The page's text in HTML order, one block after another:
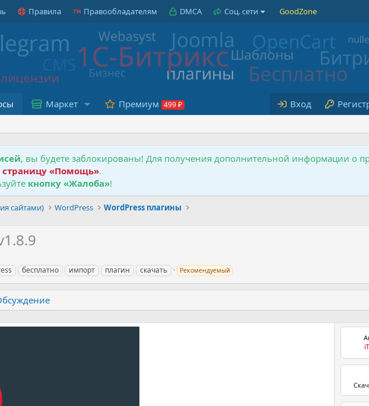
Правила Правообладателям DMCA Соц. сети GoodZone
Маркет Премиум Вход
, вы будете заблокированы! Для получения дополнительной информации о
страницу «Помощь».
кнопку «Жалоба»!
сайтами) WordPress WordPress плагины
бесплатно импорт плагин скачать Рекомендуемый